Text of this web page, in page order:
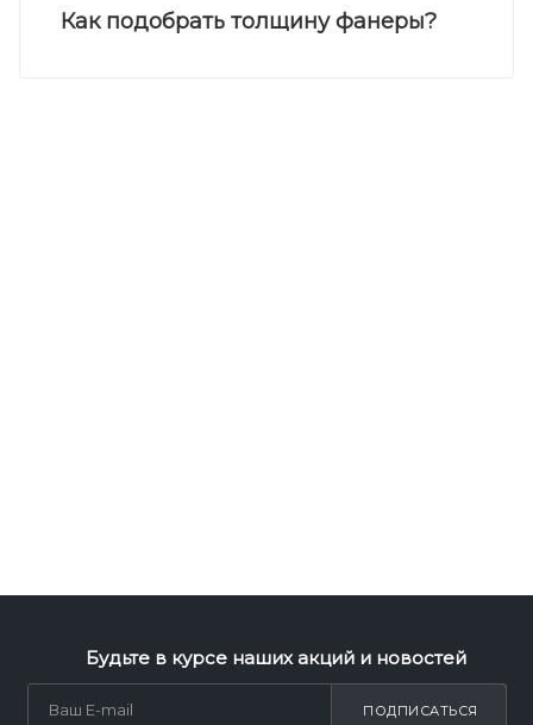
Как подобрать толщину фанеры?
Будьте в курсе наших акций и новостей
ПОДПИСАТЬСЯ